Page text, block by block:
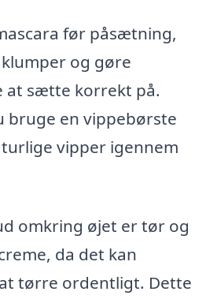
før påsætning,
og gøre
at sætte korrekt på.
bruge en vippebørste
vipper igennem
omkring øjet er tør og
da det kan
tørre ordentligt. Dette